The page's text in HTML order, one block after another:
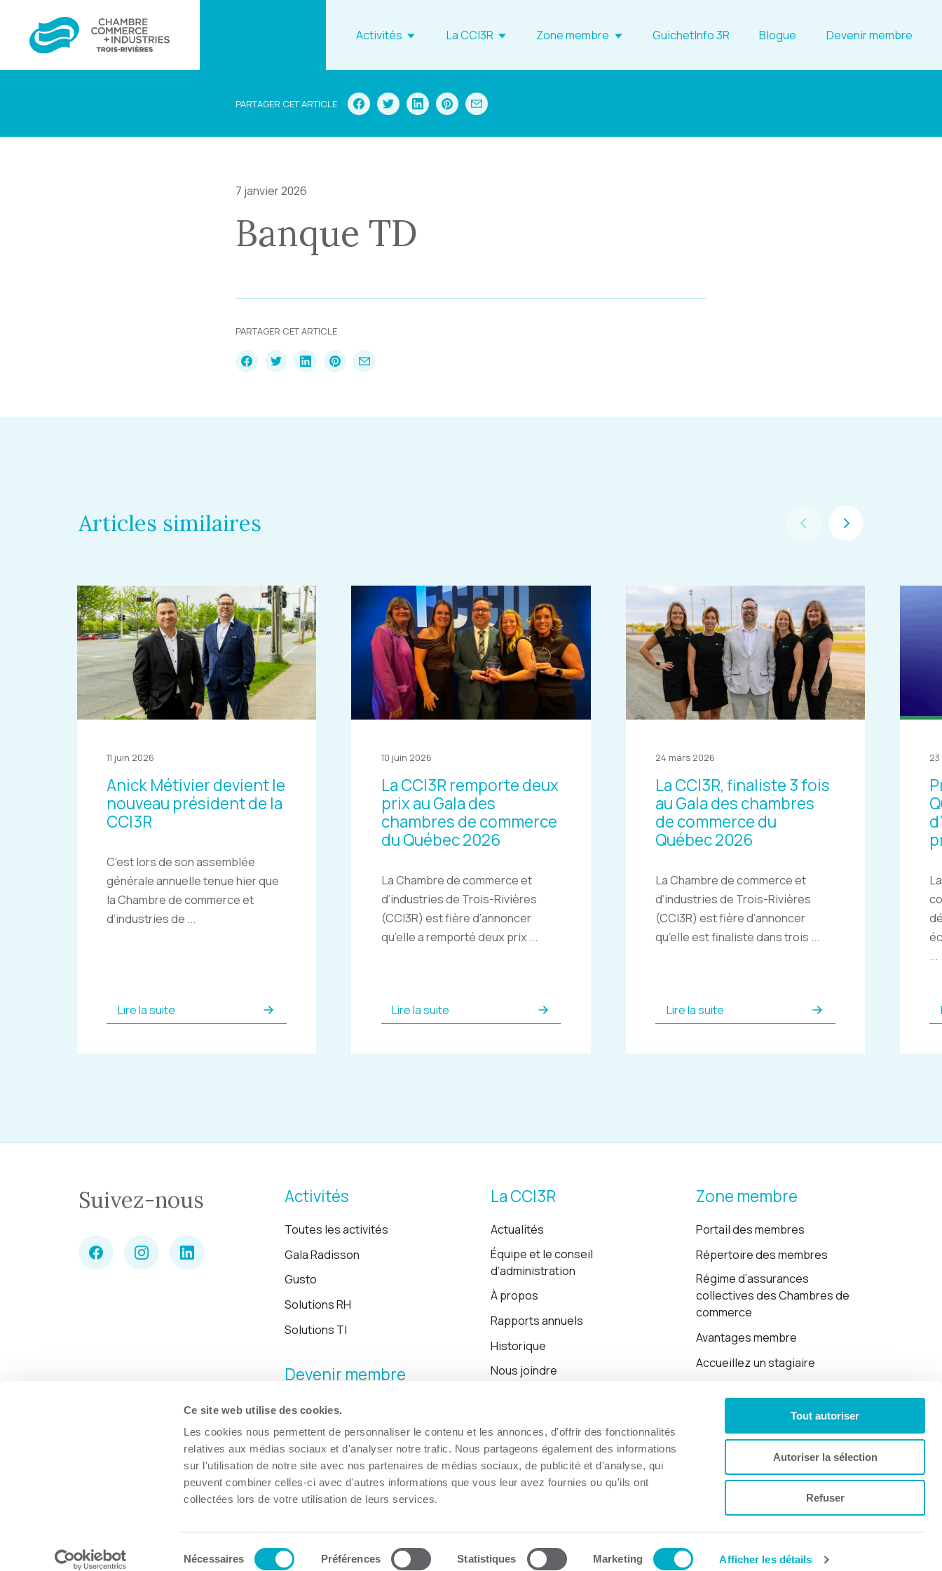
Ce site web utilise des cookies.
Les cookies nous permettent de personnaliser le contenu et les annonces, d'offrir des fonctionnalités
relatives aux médias sociaux et d'analyser notre trafic. Nous partageons également des informations
sur l'utilisation de notre site avec nos partenaires de médias sociaux, de publicité et d'analyse, qui
peuvent combiner celles-ci avec d'autres informations que vous leur avez fournies ou qu'ils ont
collectées lors de votre utilisation de leurs services.
Nécessaires Préférences Statistiques Marketing Afficher les détails
Tout autoriser
Autoriser la sélection
Refuser
Activités La CCI3R Zone membre GuichetInfo 3R Blogue Devenir membre
PARTAGER CET ARTICLE
7 janvier 2026
Banque TD
PARTAGER CET ARTICLE
Articles similaires
11 juin 2026
Anick Métivier devient le
nouveau président de la
CCI3R
C’est lors de son assemblée
générale annuelle tenue hier que
la Chambre de commerce et
d’industries de ...
Lire la suite
10 juin 2026
La CCI3R remporte deux
prix au Gala des
chambres de commerce
du Québec 2026
La Chambre de commerce et
d’industries de Trois-Rivières
(CCI3R) est fière d’annoncer
qu’elle a remporté deux prix ...
Lire la suite
24 mars 2026
La CCI3R, finaliste 3 fois
au Gala des chambres
de commerce du
Québec 2026
La Chambre de commerce et
d’industries de Trois-Rivières
(CCI3R) est fière d’annoncer
qu’elle est finaliste dans trois ...
Lire la suite
...
Suivez-nous Activités
Toutes les activités
Gala Radisson
Gusto
Solutions RH
Solutions TI
Devenir membre
La CCI3R
Actualités
Équipe et le conseil
d’administration
À propos
Rapports annuels
Historique
Nous joindre
Zone membre
Portail des membres
Répertoire des membres
Régime d’assurances
collectives des Chambres de
commerce
Avantages membre
Accueillez un stagiaire
Politique de confidentialité
© Chambre de commerce et d'industries de Trois-Rivières, 2026. Site web par 👉